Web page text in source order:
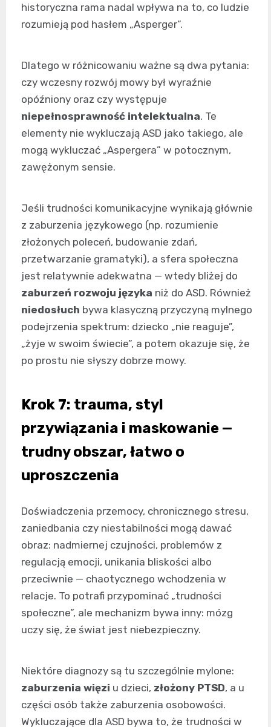
historyczna rama nadal wpływa na to, co ludzie
rozumieją pod hasłem „Asperger”.
Dlatego w różnicowaniu ważne są dwa pytania:
czy wczesny rozwój mowy był wyraźnie
opóźniony oraz czy występuje
niepełnosprawność intelektualna. Te
elementy nie wykluczają ASD jako takiego, ale
mogą wykluczać „Aspergera” w potocznym,
zawężonym sensie.
Jeśli trudności komunikacyjne wynikają głównie
z zaburzenia językowego (np. rozumienie
złożonych poleceń, budowanie zdań,
przetwarzanie gramatyki), a sfera społeczna
jest relatywnie adekwatna — wtedy bliżej do
zaburzeń rozwoju języka niż do ASD. Również
niedosłuch bywa klasyczną przyczyną mylnego
podejrzenia spektrum: dziecko „nie reaguje”,
„żyje w swoim świecie”, a potem okazuje się, że
po prostu nie słyszy dobrze mowy.
Krok 7: trauma, styl
przywiązania i maskowanie —
trudny obszar, łatwo o
uproszczenia
Doświadczenia przemocy, chronicznego stresu,
zaniedbania czy niestabilności mogą dawać
obraz: nadmiernej czujności, problemów z
regulacją emocji, unikania bliskości albo
przeciwnie — chaotycznego wchodzenia w
relacje. To potrafi przypominać „trudności
społeczne”, ale mechanizm bywa inny: mózg
uczy się, że świat jest niebezpieczny.
Niektóre diagnozy są tu szczególnie mylone:
zaburzenia więzi u dzieci, złożony PTSD, a u
części osób także zaburzenia osobowości.
Wykluczające dla ASD bywa to, że trudności w